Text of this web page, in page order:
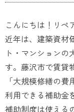
こんにちは！リペ
近年は、建築資材
ト・マンション
す。藤沢市で賃貸
「大規模修繕の
利用できる補助金
補助制度は使える